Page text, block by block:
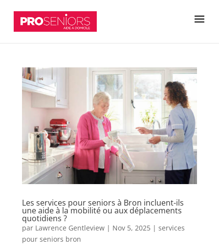
Les services pour seniors à Bron incluent-ils
une aide à la mobilité ou aux déplacements
quotidiens ?
par Lawrence Gentleview| Nov 5, 2025| services
pour seniors bron